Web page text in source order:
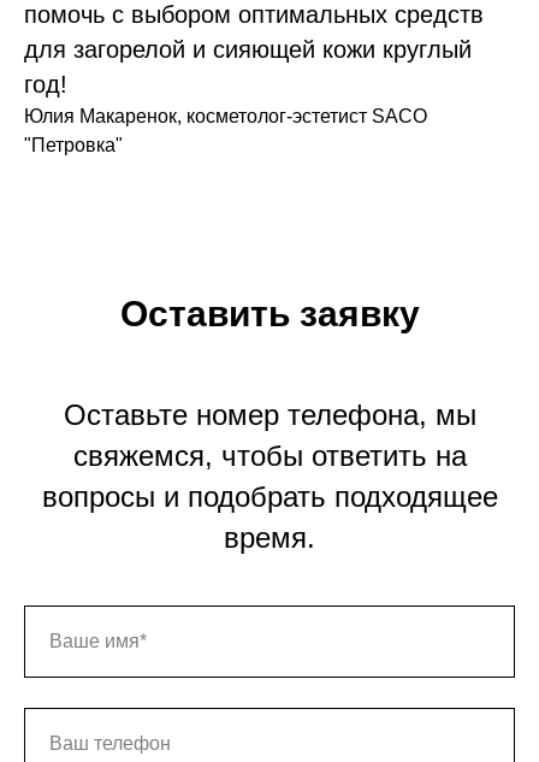
помочь с выбором оптимальных средств
для загорелой и сияющей кожи круглый
год!
Юлия Макаренок, косметолог-эстетист SACO
"Петровка"
Оставить заявку
Оставьте номер телефона, мы
свяжемся, чтобы ответить на
вопросы и подобрать подходящее
время.